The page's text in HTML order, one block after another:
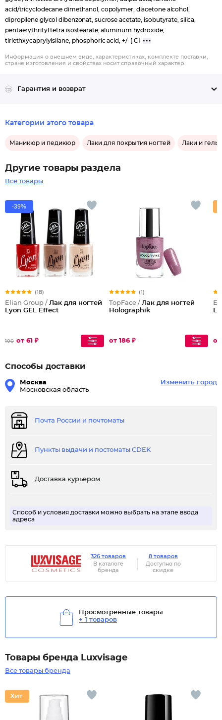
acid/tricyclodecane dimethanol, copolymer, diacetone alcohol,
dipropilene glycol dibenzonat, sucrose acetate, isobutyrate, silica,
pentaerythrityl tetra isostearate, aluminum hydroxide,
tiriethxycaprylylsilane, phosphoric acid, +/- [ CI
Информация о внешнем виде, характеристиках, комплекте поставки,
стране изготовления и свойствах носит справочный характер.
Гарантия и возврат
Категории этого товара
Маникюр и педикюр Лаки для покрытия ногтей Лаки и
Другие товары раздела
Все товары
-39%
(18)
Elian Group / Лак для ногтей
Lyon GEL Effect
100 от 61 ₽
(1)
TopFace / Лак для ногтей
Holographik
от 186 ₽ от
Способы доставки
Москва
Московская область
Изменить город
Почта России и почтоматы
Пункты выдачи и постоматы CDEK
Доставка курьером
Способ и условия доставки можно выбрать на этапе ввода
адреса
326 товаров
В каталоге
бренда
8 товаров
Доступно по
скидке
Просмотренные товары
+ 1 товаров
Товары бренда Luxvisage
Все товары бренда